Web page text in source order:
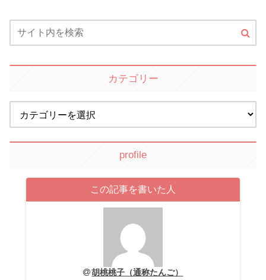
カテゴリー
profile
この記事を書いた人
胡桃桃子（通称たんご）